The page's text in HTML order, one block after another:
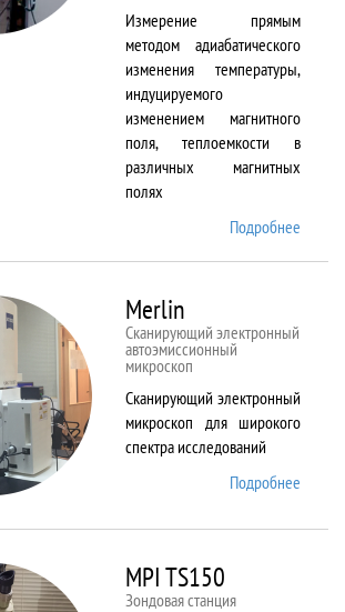
Измерение прямым
методом адиабатического
изменения температуры,
индуцируемого
изменением магнитного
поля, теплоемкости в
различных магнитных
полях
Подробнее
Merlin
Сканирующий электронный
автоэмиссионный
микроскоп
Сканирующий электронный
микроскоп для широкого
спектра исследований
Подробнее
MPI TS150
Зондовая станция